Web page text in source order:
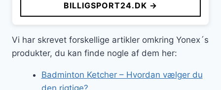
BILLIGSPORT24.DK →
Vi har skrevet forskellige artikler omkring Yonex´s
produkter, du kan finde nogle af dem her:
Badminton Ketcher – Hvordan vælger du